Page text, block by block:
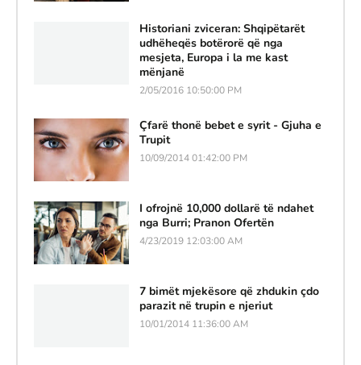
Historiani zviceran: Shqipëtarët
udhëheqës botërorë që nga
mesjeta, Europa i la me kast
mënjanë
2/05/2016 10:50:00 PM
Çfarë thonë bebet e syrit - Gjuha e
Trupit
10/09/2014 01:42:00 PM
I ofrojnë 10,000 dollarë të ndahet
nga Burri; Pranon Ofertën
4/23/2019 12:03:00 AM
7 bimët mjekësore që zhdukin çdo
parazit në trupin e njeriut
10/01/2014 11:36:00 AM